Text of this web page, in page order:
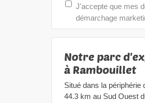
J'accepte que mes
démarchage
Notre parc
à Rambouillet
Situé dans la périphérie
44.3 km au Sud Ouest